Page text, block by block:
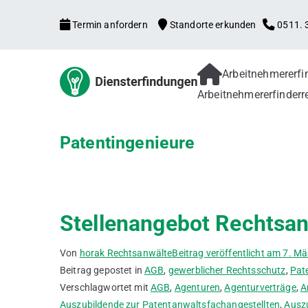
Termin anfordern Standorte erkunden 0511.
Patentingenieure
Stellenangebot
Von horak RechtsanwälteBeitrag veröffentlicht am7.
Beitrag gepostet inAGB, gewerblicher Rechtsschutz,
Verschlagwortet mitAGB, Agenturen,Agenturverträge,
Auszubildende zur Patentanwaltsfachangestellten,